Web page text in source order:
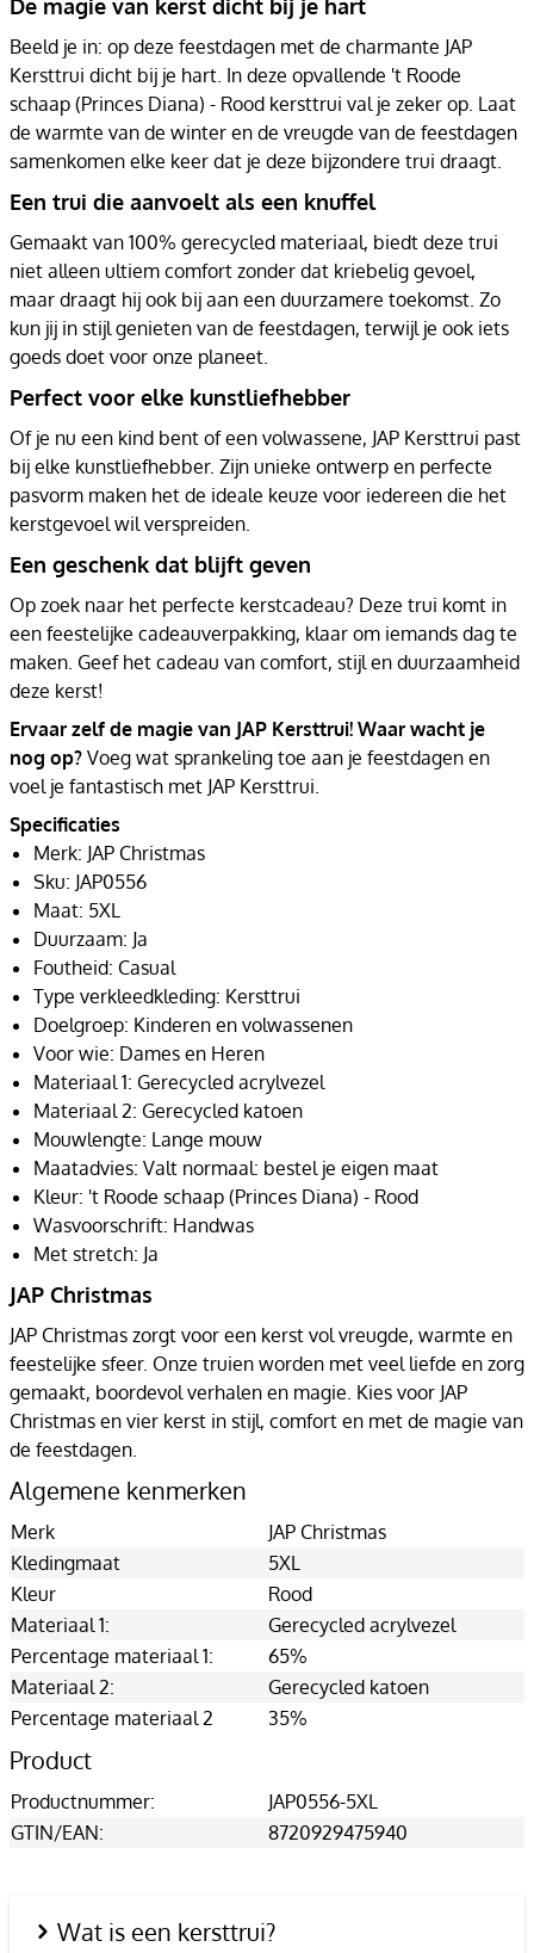
De magie van kerst dicht bij je hart
Beeld je in: op deze feestdagen met de charmante JAP
Kersttrui dicht bij je hart. In deze opvallende 't Roode
schaap (Princes Diana) - Rood kersttrui val je zeker op. Laat
de warmte van de winter en de vreugde van de feestdagen
samenkomen elke keer dat je deze bijzondere trui draagt.
Een trui die aanvoelt als een knuffel
Gemaakt van 100% gerecycled materiaal, biedt deze trui
niet alleen ultiem comfort zonder dat kriebelig gevoel,
maar draagt hij ook bij aan een duurzamere toekomst. Zo
kun jij in stijl genieten van de feestdagen, terwijl je ook iets
goeds doet voor onze planeet.
Perfect voor elke kunstliefhebber
Of je nu een kind bent of een volwassene, JAP Kersttrui past
bij elke kunstliefhebber. Zijn unieke ontwerp en perfecte
pasvorm maken het de ideale keuze voor iedereen die het
kerstgevoel wil verspreiden.
Een geschenk dat blijft geven
Op zoek naar het perfecte kerstcadeau? Deze trui komt in
een feestelijke cadeauverpakking, klaar om iemands dag te
maken. Geef het cadeau van comfort, stijl en duurzaamheid
deze kerst!
Ervaar zelf de magie van JAP Kersttrui! Waar wacht je
nog op? Voeg wat sprankeling toe aan je feestdagen en
voel je fantastisch met JAP Kersttrui.
Specificaties
Merk: JAP Christmas
Sku: JAP0556
Maat: 5XL
Duurzaam: Ja
Foutheid: Casual
Type verkleedkleding: Kersttrui
Doelgroep: Kinderen en volwassenen
Voor wie: Dames en Heren
Materiaal 1: Gerecycled acrylvezel
Materiaal 2: Gerecycled katoen
Mouwlengte: Lange mouw
Maatadvies: Valt normaal: bestel je eigen maat
Kleur: 't Roode schaap (Princes Diana) - Rood
Wasvoorschrift: Handwas
Met stretch: Ja
JAP Christmas
JAP Christmas zorgt voor een kerst vol vreugde, warmte en
feestelijke sfeer. Onze truien worden met veel liefde en zorg
gemaakt, boordevol verhalen en magie. Kies voor JAP
Christmas en vier kerst in stijl, comfort en met de magie van
de feestdagen.
Algemene kenmerken
Merk
JAP Christmas
Kledingmaat
5XL
Kleur
Rood
Materiaal 1:
Gerecycled acrylvezel
Percentage materiaal 1:
65%
Materiaal 2:
Gerecycled katoen
Percentage materiaal 2
35%
Product
Productnummer:
JAP0556-5XL
GTIN/EAN:
8720929475940
Wat is een kersttrui?